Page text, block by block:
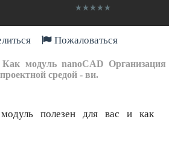
Пожаловаться
модуль nanoCAD Организация
средой - ви.
полезен для вас и как